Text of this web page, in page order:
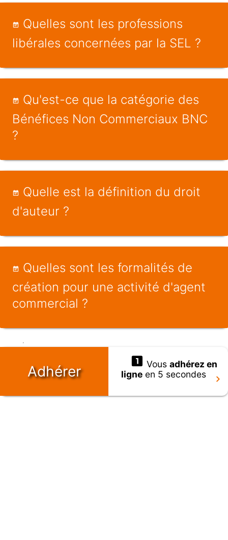
Quelles sont les professions
libérales concernées par la SEL ?
Qu'est-ce que la catégorie des
Bénéfices Non Commerciaux BNC
?
Quelle est la définition du droit
d'auteur ?
Quelles sont les formalités de
création pour une activité d'agent
commercial ?
Adhérer Vousadhérez en
ligneen 5 secondes